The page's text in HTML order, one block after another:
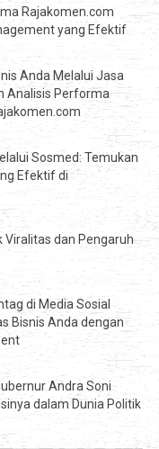
Rajakomen.com
yang Efektif
Anda Melalui Jasa
Analisis Performa
Sosmed: Temukan
Efektif di
Viralitas dan Pengaruh
di Media Sosial
Bisnis Anda dengan
Andra Soni
dalam Dunia Politik